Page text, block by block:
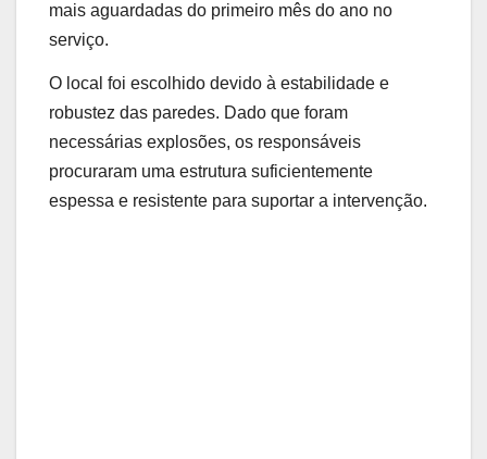
mais aguardadas do primeiro mês do ano no
serviço.
O local foi escolhido devido à estabilidade e
robustez das paredes. Dado que foram
necessárias explosões, os responsáveis
procuraram uma estrutura suficientemente
espessa e resistente para suportar a intervenção.